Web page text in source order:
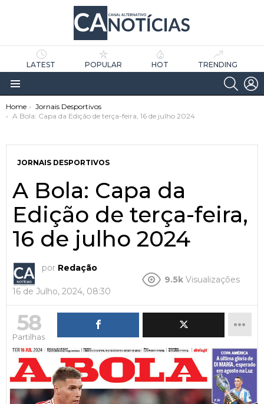
LATEST POPULAR HOT TRENDING
Menu
You are here:
Home
Jornais Desportivos
A Bola: Capa da Edição de terça-feira, 16 de julho 2024
JORNAIS DESPORTIVOS
A Bola: Capa da
Edição de terça-feira,
16 de julho 2024
por Redação
16 de Julho, 2024, 08:30
9.5k Visualizações
58
Partilhas